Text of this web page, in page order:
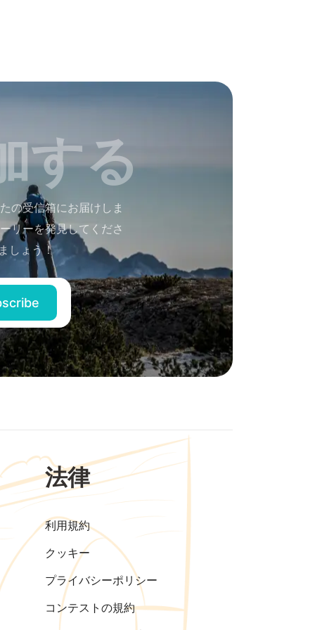
する
の受信箱にお届けしま
リーを発見してくださ
しょう！
法律
利用規約
クッキー
プライバシーポリシー
コンテストの規約